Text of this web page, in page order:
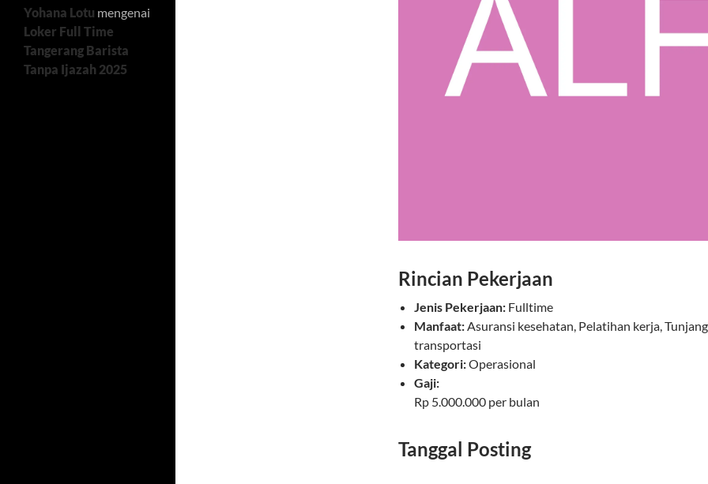
Rincian Pekerjaan
Jenis Pekerjaan: Fulltime
Manfaat:Asuransi kesehatan, Pelatihan kerja,
transportasi
Kategori:Operasional
Gaji:
Rp 5.000.000 per bulan
Tanggal Posting
Yohana Lotu mengenai
Loker Full Time
Tangerang Barista
Tanpa Ijazah 2025